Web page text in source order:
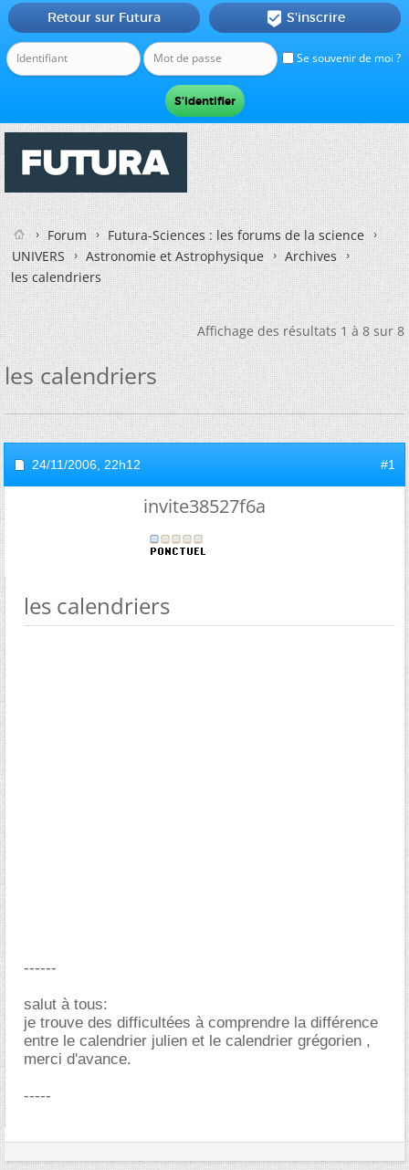
Se souvenir de moi ?
Retour sur Futura  S'inscrire
Forum
Futura-Sciences : les forums de la science
UNIVERS
Astronomie et Astrophysique
Archives
les calendriers
Affichage des résultats 1 à 8 sur 8
les calendriers
24/11/2006, 22h12 #1
invite38527f6a
les calendriers
------
salut à tous:
je trouve des difficultées à comprendre la différence
entre le calendrier julien et le calendrier grégorien ,
merci d'avance.
-----